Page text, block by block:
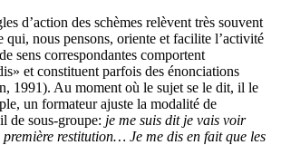
d’action des schèmes relèvent très souvent
qui, nous pensons, oriente et facilite l’activité
sens correspondantes comportent
et constituent parfois des énonciations
1991). Au moment où le sujet se le dit, il le
un formateur ajuste la modalité de
de sous-groupe: je me suis dit je vais voir
première restitution… Je me dis en fait que les